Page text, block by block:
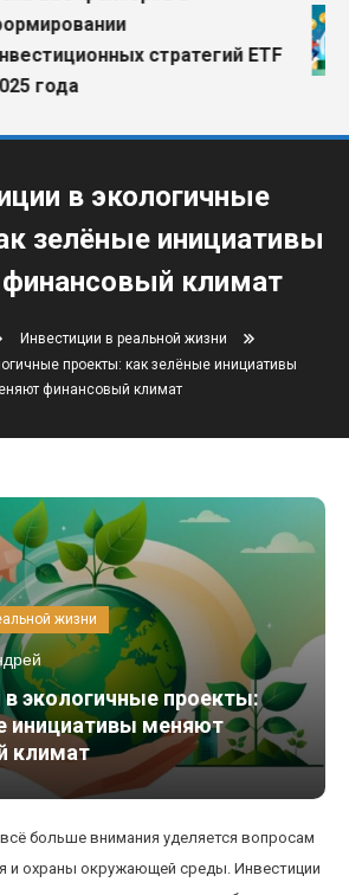
стратегий ETF
года
в экологичные
зелёные инициативы
климат
Инвестиции в реальной жизни
проекты: как зелёные инициативы
финансовый климат
жизни
в экологичные проекты:
инициативы меняют
климат
больше внимания уделяется вопросам
и охраны окружающей среды. Инвестиции